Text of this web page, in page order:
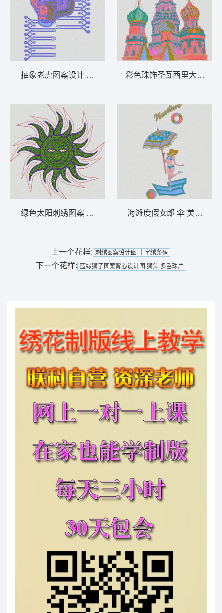
抽象老虎图案设计 虎头 多色珠片
绿色太阳刺绣图案 太阳 多色珠片
彩色珠饰圣瓦西里大教堂
海滩度假女郎 伞 美女 比
上一个花样: 刺绣图案设计图 十字绣条码
下一个花样: 蓝绿狮子图案背心设计图 狮头 多色珠片